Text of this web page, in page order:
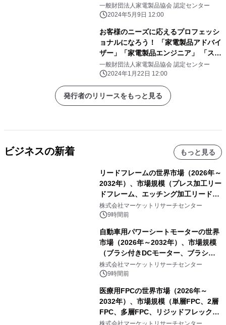
マートマスター』も多数誕生
一般財団法人家電製品協会 認定センター
2024年5月9日 12:00
お客様のニーズに応えるプロフェッシ
ョナルになろう！ 「家電製品アドバイ
ザー」「家電製品エンジニア」 「スマ
ートマスター」 2024年3月(第46回)
資格認定試験の受験申請がスタートし
ました！
一般財団法人家電製品協会 認定センター
2024年1月22日 12:00
発行者のリリースをもっと見る
ビジネスの新着 もっと見る
リードフレームの世界市場（2026年～
2032年）、市場規模（プレス加工リー
ドフレーム、エッチング加工リードフ
レーム）・分析レポートを発表
株式会社マーケットリサーチセンター
9時間前
自動車用パワーシートモーターの世界
市場（2026年～2032年）、市場規模
（ブラシ付きDCモーター、ブラシレ
スDCモーター）・分析レポートを発
表
株式会社マーケットリサーチセンター
9時間前
医療用FPCの世界市場（2026年～
2032年）、市場規模（単層FPC、2層
FPC、多層FPC、リジッドフレックス
PCB）・分析レポートを発表
株式会社マーケットリサーチセンター